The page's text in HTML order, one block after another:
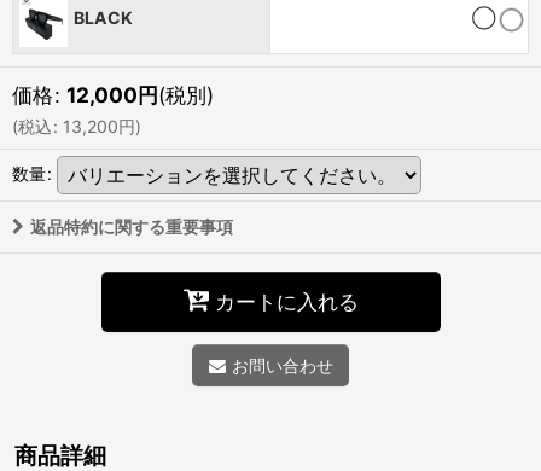
BLACK ◯
価格: 12,000円(税別)
(税込: 13,200円)
数量:
返品特約に関する重要事項
カートに入れる
お問い合わせ
商品詳細